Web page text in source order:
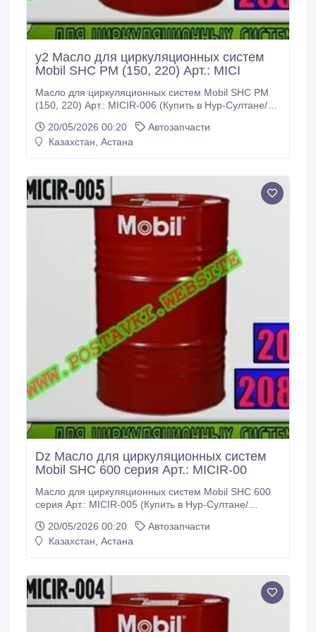
y2 Масло для циркуляционных систем
Mobil SHC PM (150, 220) Арт.: MICI
Масло для циркуляционных систем Mobil SHC PM
(150, 220) Арт.: MICIR-006 (Купить в Нур-Султане/
серия специальных высококачественных масел для
смазки в широком диапазоне рабочих температур
машин, когда использование обычных минеральных
масел при высоких рабочих температурах может
привести к потемнению и сокращению срока
службы масла, образованию отложений и
сокращению срока службы фильтров.
20/05/2026 00:20
Автозапчасти
Казахстан, Астана
Dz Масло для циркуляционных систем
Mobil SHC 600 серия Арт.: MICIR-00
Масло для циркуляционных систем Mobil SHC 600
серия Арт.: MICIR-005 (Купить в Нур-Султане/
материалы серии Mobil SHC 600 представляют
собой масла для редукторов и подшипников с
обеспечения превосходной защиты, увеличения
срока службы и бесперебойной работы
оборудования.
20/05/2026 00:20
Автозапчасти
Казахстан, Астана